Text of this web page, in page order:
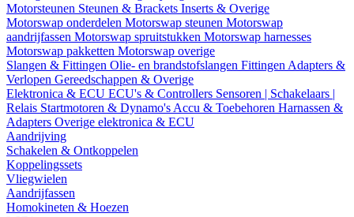
Motorsteunen Steunen & Brackets Inserts & Overige
Motorswap onderdelen Motorswap steunen Motorswap
aandrijfassen Motorswap spruitstukken Motorswap harnesses
Motorswap pakketten Motorswap overige
Slangen & Fittingen Olie- en brandstofslangen Fittingen Adapters &
Verlopen Gereedschappen & Overige
Elektronica & ECU ECU's & Controllers Sensoren | Schakelaars |
Relais Startmotoren & Dynamo's Accu & Toebehoren Harnassen &
Adapters Overige elektronica & ECU
Aandrijving
Schakelen & Ontkoppelen
Koppelingssets
Vliegwielen
Aandrijfassen
Homokineten & Hoezen